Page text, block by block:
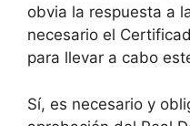
obvia la respuesta a
necesario el
para llevar a cabo
Sí, es necesario y